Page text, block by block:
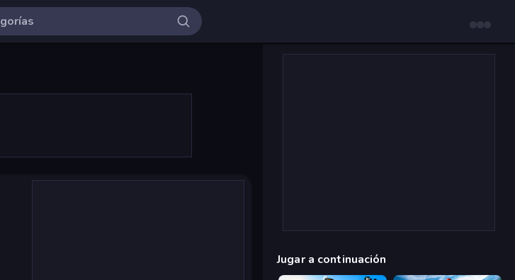
Jugar a continuación